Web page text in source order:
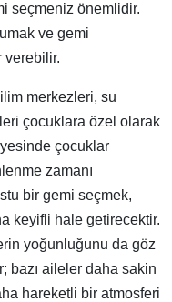
seçmeniz önemlidir.
ve gemi
verebilir.
merkezleri, su
çocuklara özel olarak
çocuklar
zamanı
bir gemi seçmek,
keyifli hale getirecektir.
yoğunluğunu da göz
bazı aileler daha sakin
hareketli bir atmosferi